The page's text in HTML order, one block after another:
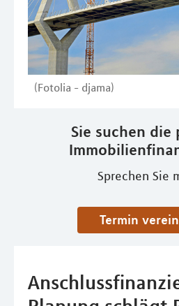
(Fotolia - djama)
Sie suchen die
Sprechen Sie
Termin